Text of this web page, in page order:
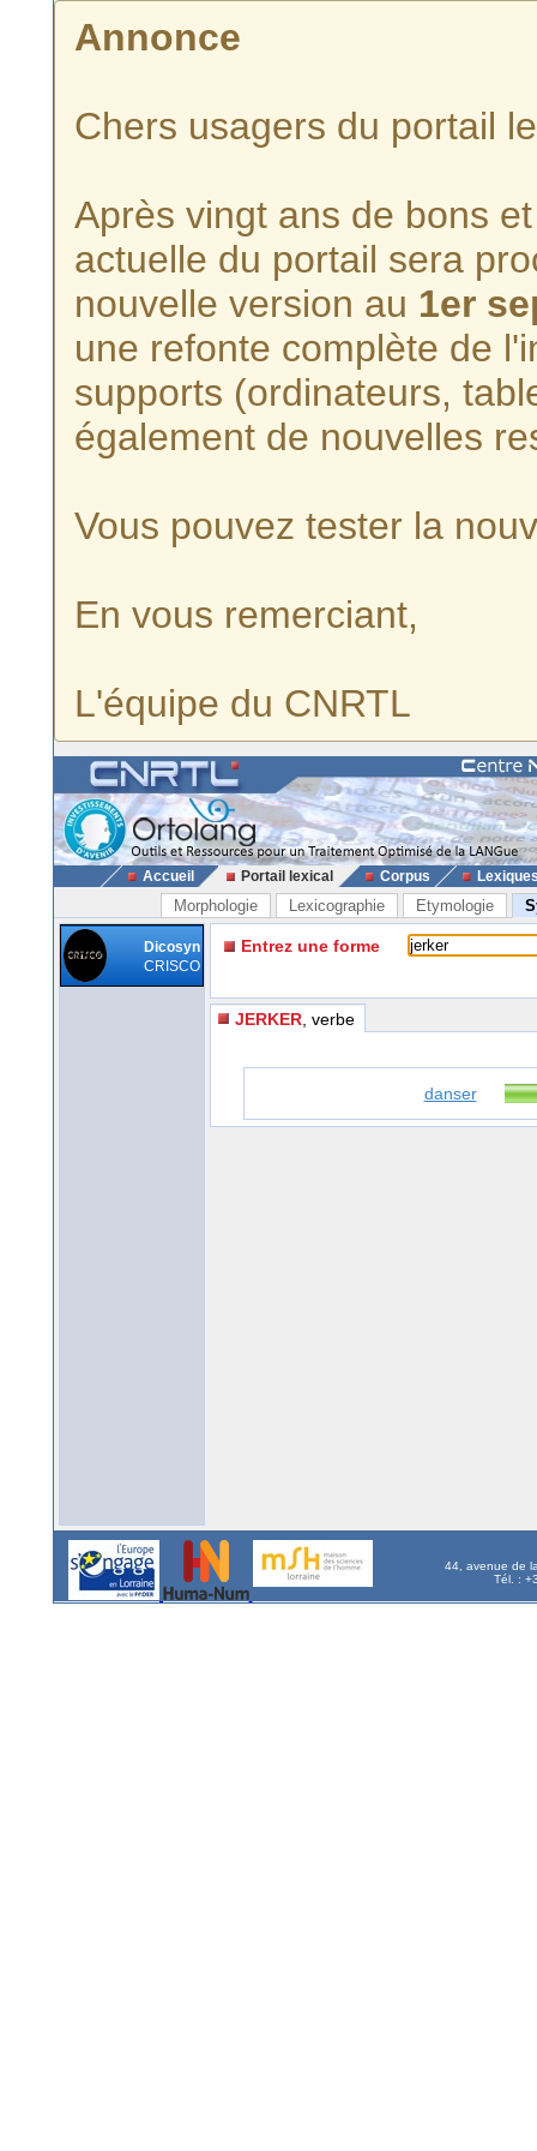
Annonce
Chers usagers du portail
Après vingt ans de bons
actuelle du portail sera
nouvelle version au 1er
une refonte complète de
supports (ordinateurs,
également de nouvelles
Vous pouvez tester la
En vous remerciant,
L'équipe du CNRTL
Accueil Portail lexical Corpus
Morphologie Lexicographie Etymologie
Dicosyn
CRISCO
Entrez une forme
JERKER , verbe
danser
44, avenue de
Tél. :